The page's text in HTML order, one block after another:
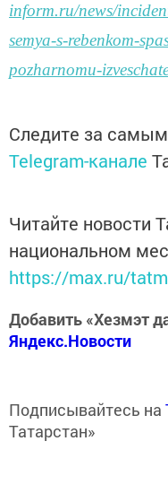
inform.ru/news/
semya-s-rebenkom-
pozharnomu-
Следите за
Telegram-канале
Читайте новости
национальном
https://max.ru/
Добавить «Хезмэт
Яндекс.Новости
Подписывайтесь на
Татарстан»